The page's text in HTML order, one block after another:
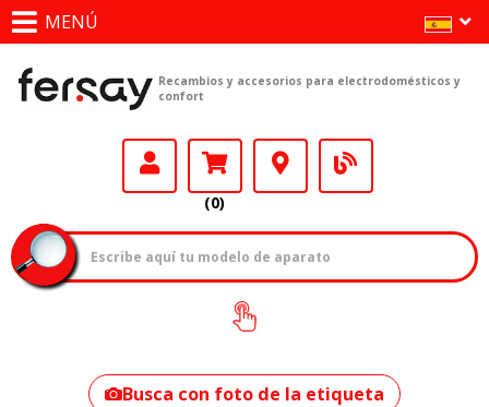
MENÚ
Recambios y accesorios para electrodomésticos y
confort
(0)
¿Cómo encontrar
tu modelo?
Busca con foto de la etiqueta